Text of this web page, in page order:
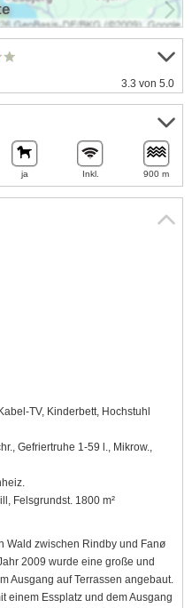
TV, Kinderbett, Hochstuhl
Gefriertruhe 1-59 l., Mikrow.,
Felsgrundst. 1800 m²
Wald zwischen Rindby und Fanø
2009 wurde eine große und
Ausgang auf Terrassen angebaut.
einem Essplatz und dem Ausgang
3.3 von 5.0
ja Inkl. 900 m